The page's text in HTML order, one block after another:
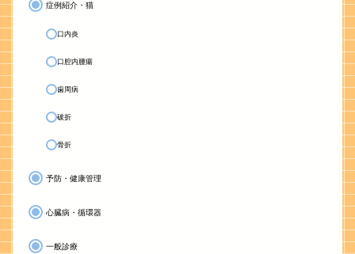
症例紹介・猫
口内炎
口腔内腫瘍
歯周病
破折
骨折
予防・健康管理
心臓病・循環器
一般診療